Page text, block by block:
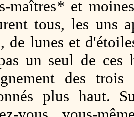
maîtres* et
tous, les uns
de lunes et
un seul de ces
des trois
plus haut.